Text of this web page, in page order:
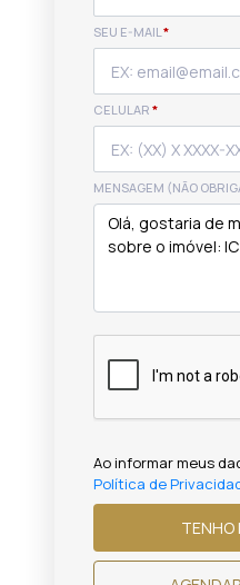
SEU E-MAIL*
CELULAR *
MENSAGEM (NÃO
Ao informar meus
Política de